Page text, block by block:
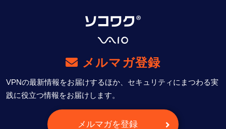
メルマガ登録
VPNの最新情報をお届けするほか、セキュリティにまつわる実
践に役立つ情報をお届けします。
メルマガを登録